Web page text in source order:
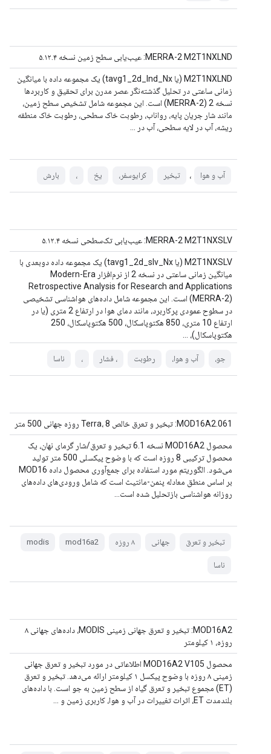
MERRA-2 M2T1NXLND: عیب‌یابی سطح زمین نسخه ۵.۱۲.۴
M2T1NXLND (یا tavg1_2d_lnd_Nx) یک مجموعه داده با میانگین
زمانی ساعتی در تحلیل گذشته‌نگر عصر مدرن برای تحقیق و کاربردها
نسخه 2 (MERRA-2) است. این مجموعه شامل تشخیص سطح زمین،
مانند شار جریان پایه، رواناب، رطوبت خاک سطحی، رطوبت خاک منطقه
ریشه، آب در لایه سطحی، آب در ...
آب و هوا ، تبخیر کرایوسفر، یخ ، بارش
MERRA-2 M2T1NXSLV: عیب‌یابی تک‌سطحی نسخه ۵.۱۲.۴
M2T1NXSLV (یا tavg1_2d_slv_Nx) یک مجموعه داده دوبعدی با
میانگین زمانی ساعتی در نسخه 2 از نرم‌افزار Modern-Era
Retrospective Analysis for Research and Applications
(MERRA-2) است. این مجموعه شامل داده‌های هواشناسی تشخیصی
در سطوح عمودی پرکاربرد، مانند دمای هوا در ارتفاع 2 متری (یا در
ارتفاع 10 متری، 850 هکتوپاسکال، 500 هکتوپاسکال، 250
هکتوپاسکال)، ...
جو، آب و هوا، رطوبت ، فشار ، ناسا
MOD16A2.061: تبخیر و تعرق خالص Terra، 8 روزه جهانی 500 متر
محصول MOD16A2 نسخه 6.1 تبخیر و تعرق/شار گرمای نهان، یک
محصول ترکیبی 8 روزه است که با وضوح پیکسلی 500 متر تولید
می‌شود. الگوریتم مورد استفاده برای جمع‌آوری محصول داده MOD16
بر اساس منطق معادله پنمن-مانتیث است که شامل ورودی‌های داده‌های
روزانه هواشناسی بازتحلیل شده است...
تبخیر و تعرق جهانی ۸ روزه mod16a2
modis
ناسا
MOD16A2: تبخیر و تعرق جهانی زمینی MODIS، داده‌های جهانی ۸
روزه، ۱ کیلومتر
محصول MOD16A2 V105 اطلاعاتی در مورد تبخیر و تعرق جهانی
زمینی ۸ روزه با وضوح پیکسل ۱ کیلومتر ارائه می‌دهد. تبخیر و تعرق
(ET) مجموع تبخیر و تعرق گیاه از سطح زمین به جو است. با داده‌های
بلندمدت ET، اثرات تغییرات در آب و هوا، کاربری زمین و ...